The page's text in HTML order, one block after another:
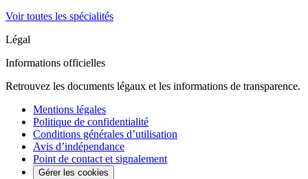
Voir toutes les spécialités
Légal
Informations officielles
Retrouvez les documents légaux et les informations de transparence.
Mentions légales
Politique de confidentialité
Conditions générales d’utilisation
Avis d’indépendance
Point de contact et signalement
Gérer les cookies